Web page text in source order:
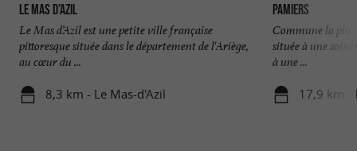
Le Mas d’Azil
Le Mas d’Azil est une petite ville française
pittoresque située dans le département de l'Ariège,
au cœur du ...
8,3 km - Le Mas-d'Azil
Pamiers
Commune la plus
située à une
à une ...
17,9 km -